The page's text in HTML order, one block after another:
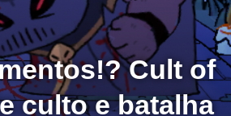
Cult of
culto e batalha